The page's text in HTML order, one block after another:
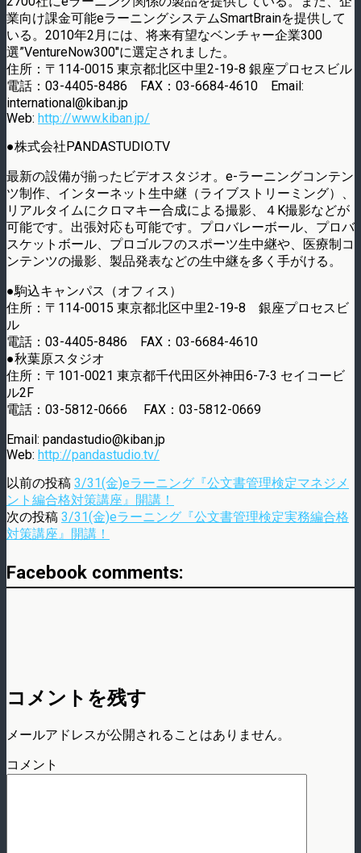
業向け課金可能eラーニングシステムSmartBrainを提供して
いる。2010年2月には、将来有望なベンチャー企業300
選”VentureNow300″に選定されました。
住所：〒114-0015 東京都北区中里2-19-8 銀座プロセスビル
電話：03-4405-8486 FAX：03-6684-4610 Email:
international@kiban.jp
Web: http://www.kiban.jp/
●株式会社PANDASTUDIO.TV
最新の設備が揃ったビデオスタジオ。e-ラーニングコンテン
ツ制作、インターネット生中継（ライブストリーミング）、
リアルタイムにクロマキー合成による撮影、４K撮影などが
可能です。出張対応も可能です。プロバレーボール、プロバ
スケットボール、プロゴルフのスポーツ生中継や、医療制コ
ンテンツの撮影、製品発表などの生中継を多く手がける。
●駒込キャンパス（オフィス）
住所：〒114-0015 東京都北区中里2-19-8 銀座プロセスビ
ル
電話：03-4405-8486 FAX：03-6684-4610
●秋葉原スタジオ
住所：〒101-0021 東京都千代田区外神田6-7-3 セイコービ
ル2F
電話：03-5812-0666 FAX：03-5812-0669
Email: pandastudio@kiban.jp
Web: http://pandastudio.tv/
以前の投稿 3/31(金)eラーニング『公文書管理検定マネジメ
ント編合格対策講座』開講！
次の投稿 3/31(金)eラーニング『公文書管理検定実務編合格
対策講座』開講！
Facebook comments:
コメントを残す
メールアドレスが公開されることはありません。
コメント